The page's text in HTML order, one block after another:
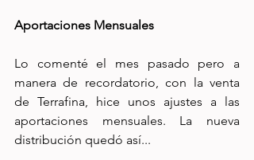
Aportaciones Mensuales
Lo comenté el mes pasado pero a
manera de recordatorio, con la venta
de Terrafina, hice unos ajustes a las
aportaciones mensuales. La nueva
distribución quedó así...